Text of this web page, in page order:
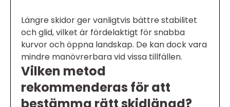
Längre skidor ger vanligtvis bättre stabilitet
och glid, vilket är fördelaktigt för snabba
kurvor och öppna landskap. De kan dock vara
mindre manövrerbara vid vissa tillfällen.
Vilken metod
rekommenderas för att